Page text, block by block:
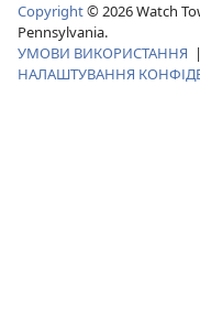
Copyright©2026Watch
Pennsylvania.
УМОВИ ВИКОРИСТАННЯ |
НАЛАШТУВАННЯ